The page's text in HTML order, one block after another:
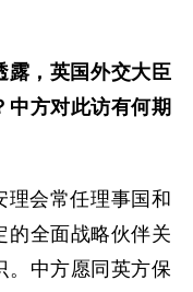
露，英国外交大臣
中方对此访有何期
理会常任理事国和
的全面战略伙伴关
。中方愿同英方保